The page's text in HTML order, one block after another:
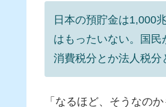
日本の預貯金は1,000
はもったいない。国
消費税分とか法人税分
「なるほど、そうなのか